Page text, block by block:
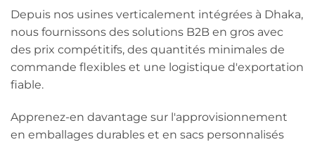
Depuis nos usines verticalement intégrées à Dhaka,
nous fournissons des solutions B2B en gros avec
des prix compétitifs, des quantités minimales de
commande flexibles et une logistique d'exportation
fiable.
Apprenez-en davantage sur l'approvisionnement
en emballages durables et en sacs personnalisés